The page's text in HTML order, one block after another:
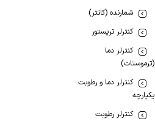
شمارنده (کانتر)
کنترلر تریستور
کنترلر دما
(ترموستات)
کنترلر دما و رطوبت
یکپارچه
کنترلر رطوبت